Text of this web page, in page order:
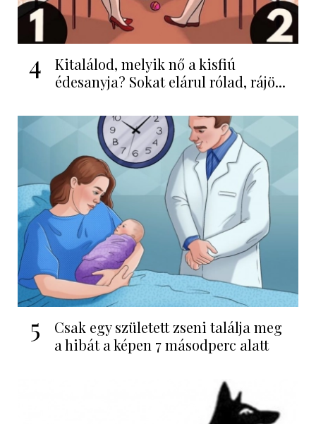
4
Kitalálod, melyik nő a kisfiú
édesanyja? Sokat elárul rólad, rájö...
5
Csak egy született zseni találja meg
a hibát a képen 7 másodperc alatt